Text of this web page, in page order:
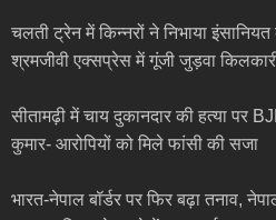
चलती ट्रेन में किन्नरों ने निभाया
श्रमजीवी एक्सप्रेस में गूंजी जुड़वा
सीतामढ़ी में चाय दुकानदार की हत्या पर
कुमार- आरोपियों को मिले फांसी की सजा
भारत-नेपाल बॉर्डर पर फिर बढ़ा तनाव,